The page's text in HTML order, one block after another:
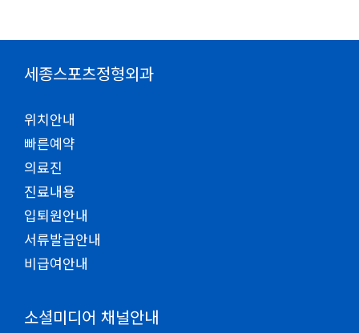
세종스포츠정형외과
위치안내
빠른예약
의료진
진료내용
입퇴원안내
서류발급안내
비급여안내
소셜미디어 채널안내